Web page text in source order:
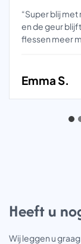
“Super blij
en de geur
flessen meer
Emma S.
Heeft u
Wij leggen u